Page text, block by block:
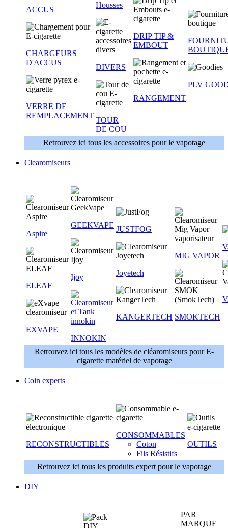
ACCUS
CHARGEURS
D'ACCUS
VERRE DE
REMPLACEMENT
Housses
DIVERS
TOUR
DE COU
DRIP TIP &
EMBOUT
RANGEMENT
PLV
Retrouvez ici tous les accessoires pour le vapotage
Clearomiseurs
Aspire
ELEAF
EXVAPE
GEEKVAPE
Ijoy
INNOKIN
JUSTFOG
Joyetech
KANGERTECH
MIG VAPOR
SMOKTECH
Retrouvez ici tous les modèles de cléaromiseurs pour E-
cigarette matériel de vapotage
Coin experts
RECONSTRUCTIBLES
CONSOMMABLES
Coton
Fils Résistifs
OUTILS
Retrouvez ici tous les produits expert pour le vapotage
DIY
PAR
MARQUE